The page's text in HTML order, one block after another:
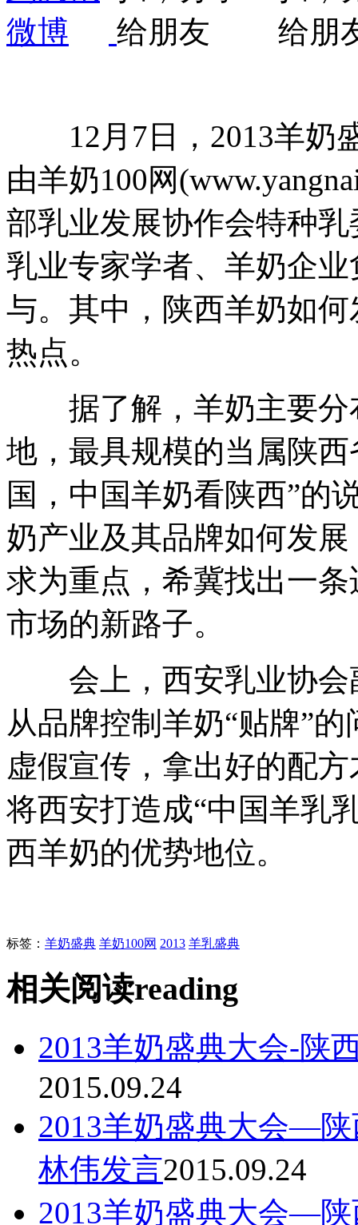
12月7日，2013羊奶
由羊奶100网
部乳业发展协作会特种
乳业专家学者、羊奶企
与。其中，陕西羊奶如
热点。
据了解，羊奶主要分
地，最具规模的当属陕
国，中国羊奶看陕西”的
奶产业及其品牌如何发
求为重点，希冀找出一
市场的新路子。
会上，西安乳业协会
从品牌控制羊奶“贴牌”
虚假宣传，拿出好的配
将西安打造成“中国羊乳
西羊奶的优势地位。
标签： 羊奶盛典 羊奶100网 2013 羊乳盛典
相关阅读reading
2013羊奶盛典大会-陕
2015.09.24
2013羊奶盛典大会—
林伟发言2015.09.24
2013羊奶盛典大会—